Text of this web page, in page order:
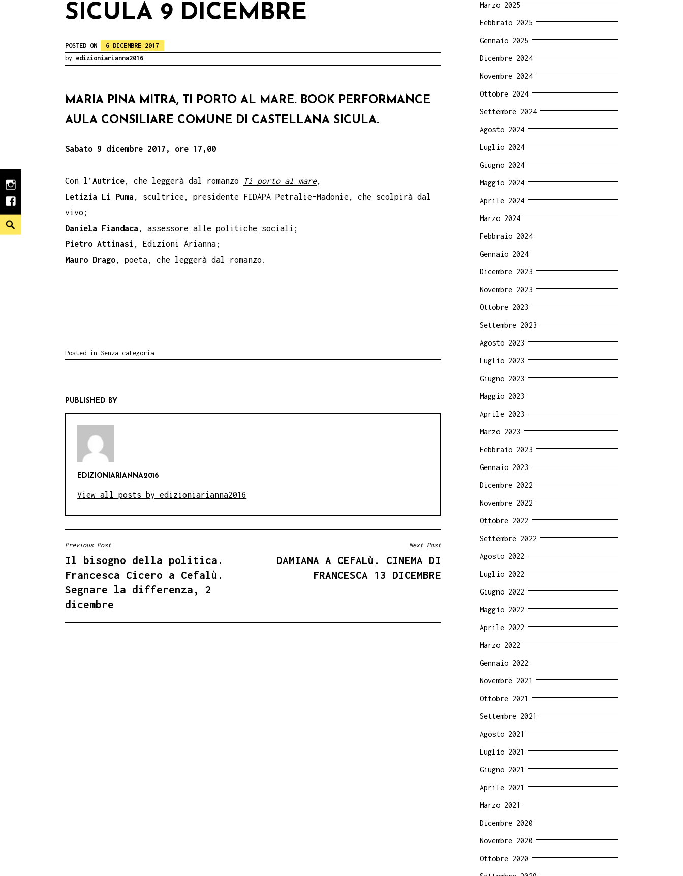
instagram
facebook
Search
SICULA 9 DICEMBRE
POSTED ON
6 DICEMBRE 2017
by edizioniarianna2016
MARIA PINA MITRA, TI PORTO AL MARE. BOOK PERFORMANCE
AULA CONSILIARE COMUNE DI CASTELLANA SICULA.
Sabato 9 dicembre 2017, ore 17,00
Con l’Autrice, che leggerà dal romanzo Ti porto al mare,
Letizia Li Puma , scultrice, presidente FIDAPA Petralie-Madonie, che scolpirà dal
vivo;
Daniela Fiandaca , assessore alle politiche sociali;
Pietro Attinasi , Edizioni Arianna;
Mauro Drago, poeta, che leggerà dal romanzo.
Posted in Senza categoria
PUBLISHED BY
EDIZIONIARIANNA2016
View all posts by edizioniarianna2016
NAVIGAZIONE
ARTICOLI
Previous Post
Il bisogno della politica.
Francesca Cicero a Cefalù.
Segnare la differenza, 2
dicembre
Next Post
DAMIANA A CEFALù. CINEMA DI
FRANCESCA 13 DICEMBRE
Marzo 2025
Febbraio 2025
Gennaio 2025
Dicembre 2024
Novembre 2024
Ottobre 2024
Settembre 2024
Agosto 2024
Luglio 2024
Giugno 2024
Maggio 2024
Aprile 2024
Marzo 2024
Febbraio 2024
Gennaio 2024
Dicembre 2023
Novembre 2023
Ottobre 2023
Settembre 2023
Agosto 2023
Luglio 2023
Giugno 2023
Maggio 2023
Aprile 2023
Marzo 2023
Febbraio 2023
Gennaio 2023
Dicembre 2022
Novembre 2022
Ottobre 2022
Settembre 2022
Agosto 2022
Luglio 2022
Giugno 2022
Maggio 2022
Aprile 2022
Marzo 2022
Gennaio 2022
Novembre 2021
Ottobre 2021
Settembre 2021
Agosto 2021
Luglio 2021
Giugno 2021
Aprile 2021
Marzo 2021
Dicembre 2020
Novembre 2020
Ottobre 2020